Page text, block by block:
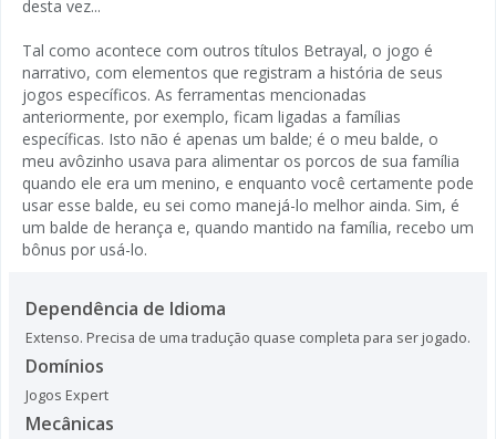
desta vez...
Tal como acontece com outros títulos Betrayal, o jogo é
narrativo, com elementos que registram a história de seus
jogos específicos. As ferramentas mencionadas
anteriormente, por exemplo, ficam ligadas a famílias
específicas. Isto não é apenas um balde; é o meu balde, o
meu avôzinho usava para alimentar os porcos de sua família
quando ele era um menino, e enquanto você certamente pode
usar esse balde, eu sei como manejá-lo melhor ainda. Sim, é
um balde de herança e, quando mantido na família, recebo um
bônus por usá-lo.
Dependência de Idioma
Extenso. Precisa de uma tradução quase completa para ser jogado.
Domínios
Jogos Expert
Mecânicas